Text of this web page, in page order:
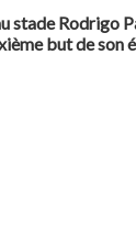
stade Rodrigo
but de son